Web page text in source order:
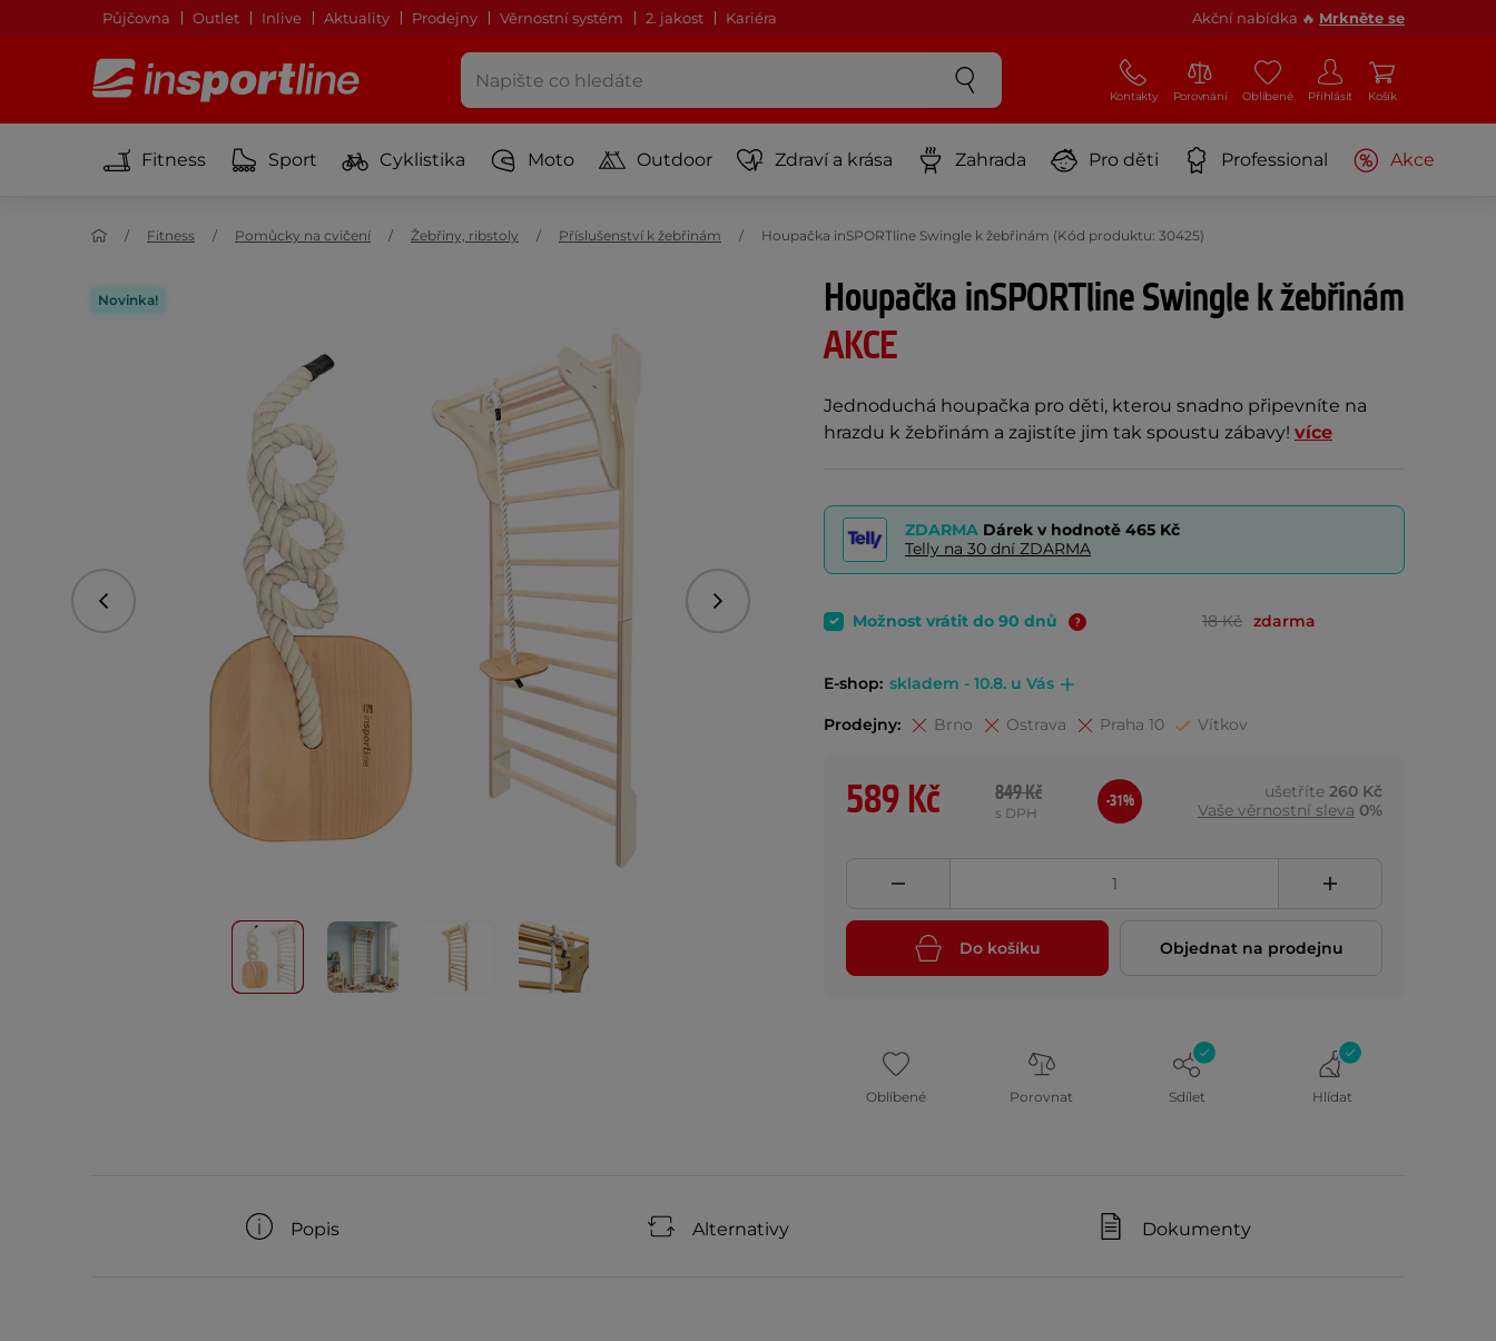
Půjčovna Outlet Inlive Aktuality Prodejny Věrnostní systém 2. jakost Kariéra Akční nabídka 🔥 Mrkněte se
Kontakty Porovnání Oblíbené Přihlásit Košík
Fitness Sport Cyklistika Moto Outdoor Zdraví a krása Zahrada Pro děti Professional Akce
Fitness Pomůcky na cvičení Žebřiny, ribstoly Příslušenství k žebřinám Houpačka inSPORTline Swingle k žebřinám (Kód produktu: 30425)
Houpačka inSPORTline Swingle k žebřinám
AKCE
Jednoduchá houpačka pro děti, kterou snadno připevníte na
hrazdu k žebřinám a zajistíte jim tak spoustu zábavy! více
Novinka!
Předchozí Následující
ZDARMA Dárek v hodnotě 465 Kč
Telly na 30 dní ZDARMA
Možnost vrátit do 90 dnů 18 Kč zdarma
E-shop: skladem - 10.8. u Vás
Prodejny: Brno Ostrava Praha 10 Vítkov
589 Kč 849 Kč
s DPH
-31% ušetříte 260 Kč
Vaše věrnostní sleva 0%
Do košíku Objednat na prodejnu
Oblíbené Porovnat Sdílet Hlídat
Popis Alternativy Dokumenty